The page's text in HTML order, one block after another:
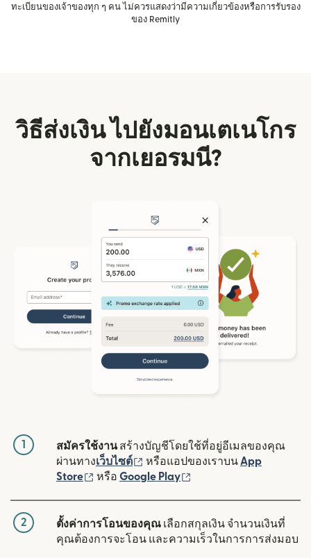
ทะเบียนของเจ้าของทุก ๆ คน ไม่ควรแสดงว่ามีความเกี่ยวข้องหรือการรับรอง
ของ Remitly
วิธีส่งเงิน ไปยังมอนเตเนโกร
จากเยอรมนี?
1 สมัครใช้งานสร้างบัญชีโดยใช้ที่อยู่อีเมลของคุณ
ผ่านทางเว็บไซต์ (เปิดในหน้าต่างใหม่)
หรือแอปของเราบนApp
Store
(เปิดในหน้าต่างใหม่)
หรือ Google Play
2 ตั้งค่าการโอนของคุณ เลือกสกุลเงิน จำนวนเงินที่
คุณต้องการจะโอน และความเร็วในการการส่งมอบ